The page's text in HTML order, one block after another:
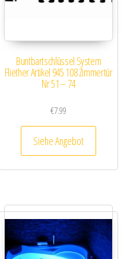
Buntbartschlüssel System
Fliether Artikel 945 108 Zimmertür
Nr 51 – 74
€7.99
Siehe Angebot